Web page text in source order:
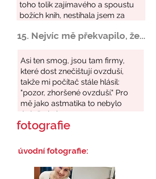
15. Nejvíc mě překvapilo, že...
fotografie
úvodní fotografie: